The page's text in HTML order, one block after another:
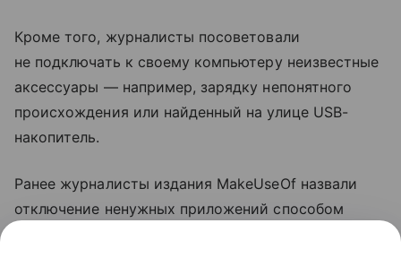
Кроме того, журналисты посоветовали
не подключать к своему компьютеру неизвестные
аксессуары — например, зарядку непонятного
происхождения или найденный на улице USB-
накопитель.
Ранее журналисты издания MakeUseOf назвали
отключение ненужных приложений способом